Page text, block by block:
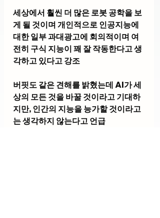
세상에서 훨씬 더 많은 로봇 공학을 보
게 될 것이며 개인적으로 인공지능에
대한 일부 과대광고에 회의적이며 여
전히 구식 지능이 꽤 잘 작동한다고 생
각하고 있다고 강조
버핏도 같은 견해를 밝혔는데 AI가 세
상의 모든 것을 바꿀 것이라고 기대하
지만, 인간의 지능을 능가할 것이라고
는 생각하지 않는다고 언급